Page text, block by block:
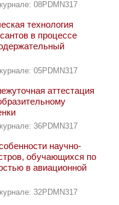
08PDMN317
технология
в процессе
05PDMN317
аттестация
36PDMN317
научно-
обучающихся по
в авиационной
32PDMN317